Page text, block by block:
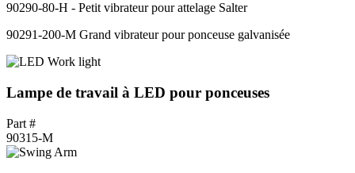
90290-80-H - Petit vibrateur pour attelage Salter
90291-200-M Grand vibrateur pour ponceuse galvanisée
Lampe de travail à LED pour ponceuses
Part #
90315-M